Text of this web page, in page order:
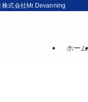
株式会社Mr.Devanning
ホーム